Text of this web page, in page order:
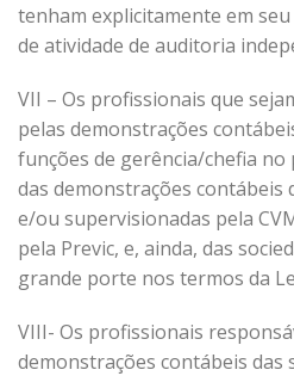
tenham explicitamente em
de atividade de auditoria
VII – Os profissionais que
pelas demonstrações
funções de gerência/chefia no
das demonstrações contábeis
e/ou supervisionadas pela
pela Previc, e, ainda, das
grande porte nos termos da
VIII- Os profissionais
demonstrações contábeis das